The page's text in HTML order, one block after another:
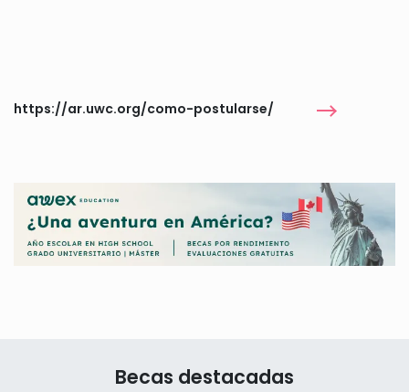
https://ar.uwc.org/como-postularse/
Becas destacadas